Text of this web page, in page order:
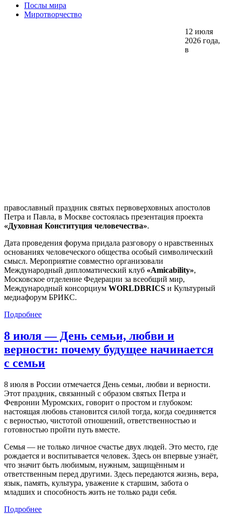
Послы мира
Миротворчество
12 июля
2026 года,
в
православный праздник святых первоверховных апостолов
Петра и Павла, в Москве состоялась презентация проекта
«Духовная Конституция человечества».
Дата проведения форума придала разговору о нравственных
основаниях человеческого общества особый символический
смысл. Мероприятие совместно организовали
Международный дипломатический клуб «Amicability»,
Московское отделение Федерации за всеобщий мир,
Международный консорциум WORLDBRICS и Культурный
медиафорум БРИКС.
Подробнее
8 июля — День семьи, любви и
верности: почему будущее начинается
с семьи
8 июля в России отмечается День семьи, любви и верности.
Этот праздник, связанный с образом святых Петра и
Февронии Муромских, говорит о простом и глубоком:
настоящая любовь становится силой тогда, когда соединяется
с верностью, чистотой отношений, ответственностью и
готовностью пройти путь вместе.
Семья — не только личное счастье двух людей. Это место, где
рождается и воспитывается человек. Здесь он впервые узнаёт,
что значит быть любимым, нужным, защищённым и
ответственным перед другими. Здесь передаются жизнь, вера,
язык, память, культура, уважение к старшим, забота о
младших и способность жить не только ради себя.
Подробнее